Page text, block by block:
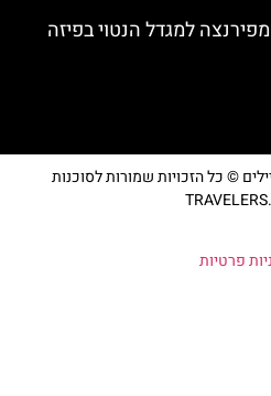
למגדל הנטוי בפיזה
© כל הזכויות שמורות לסוכנות
פרטיות